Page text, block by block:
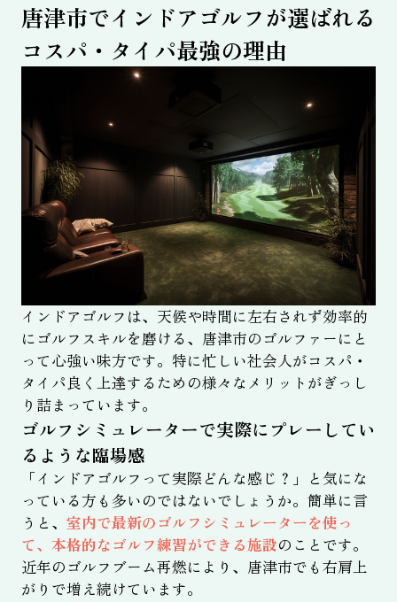
唐津市でインドアゴルフが選ばれる
コスパ・タイパ最強の理由
インドアゴルフは、天候や時間に左右されず効率的
にゴルフスキルを磨ける、唐津市のゴルファーにと
って心強い味方です。特に忙しい社会人がコスパ・
タイパ良く上達するための様々なメリットがぎっし
り詰まっています。
ゴルフシミュレーターで実際にプレーしてい
るような臨場感
「インドアゴルフって実際どんな感じ？」と気にな
っている方も多いのではないでしょうか。簡単に言
うと、 室内で最新のゴルフシミュレーターを使っ
て、本格的なゴルフ練習ができる施設のことです。
近年のゴルフブーム再燃により、唐津市でも右肩上
がりで増え続けています。